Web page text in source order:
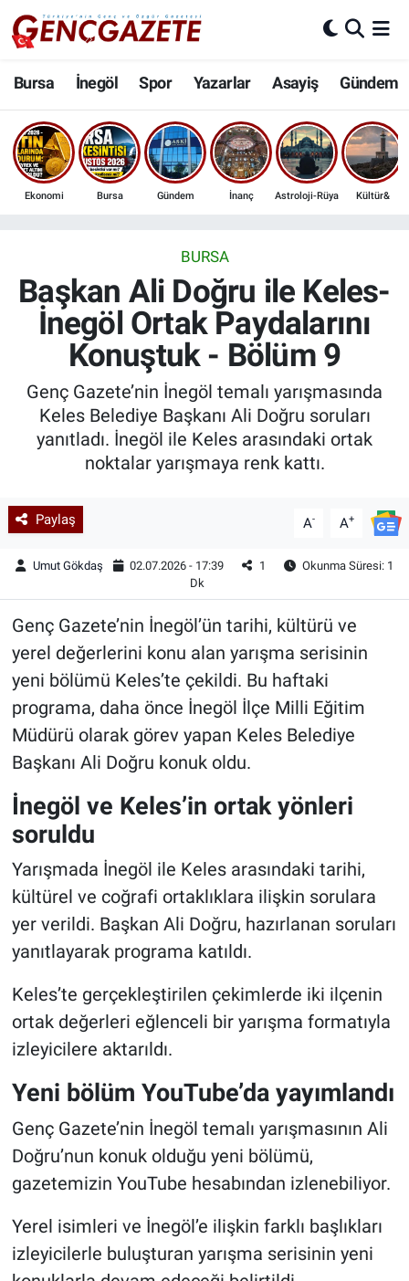
Bursa İnegöl Spor Yazarlar Asayiş Gündem
Ekonomi Bursa Gündem İnanç Astroloji-Rüya Kültür&
BURSA
Başkan Ali Doğru ile Keles-
İnegöl Ortak Paydalarını
Konuştuk - Bölüm 9
Genç Gazete’nin İnegöl temalı yarışmasında
Keles Belediye Başkanı Ali Doğru soruları
yanıtladı. İnegöl ile Keles arasındaki ortak
noktalar yarışmaya renk kattı.
Paylaş A- A+
Umut Gökdaş 02.07.2026 - 17:39 1
Okunma Süresi: 1
Dk
Genç Gazete’nin İnegöl’ün tarihi, kültürü ve
yerel değerlerini konu alan yarışma serisinin
yeni bölümü Keles’te çekildi. Bu haftaki
programa, daha önce İnegöl İlçe Milli Eğitim
Müdürü olarak görev yapan Keles Belediye
Başkanı Ali Doğru konuk oldu.
İnegöl ve Keles’in ortak yönleri
soruldu
Yarışmada İnegöl ile Keles arasındaki tarihi,
kültürel ve coğrafi ortaklıklara ilişkin sorulara
yer verildi. Başkan Ali Doğru, hazırlanan soruları
yanıtlayarak programa katıldı.
Keles’te gerçekleştirilen çekimlerde iki ilçenin
ortak değerleri eğlenceli bir yarışma formatıyla
izleyicilere aktarıldı.
Yeni bölüm YouTube’da yayımlandı
Genç Gazete’nin İnegöl temalı yarışmasının Ali
Doğru’nun konuk olduğu yeni bölümü,
gazetemizin YouTube hesabından izlenebiliyor.
Yerel isimleri ve İnegöl’e ilişkin farklı başlıkları
izleyicilerle buluşturan yarışma serisinin yeni
Bursa
İnegöl
3.SAYFA
Ekonomi
Güncel
İnanç
Kadın & Aile
Sağlık
Teknoloji
Yazarlar
Astroloji-Rüya
Nöbetçi Eczaneler
Hava Durumu
Trafik Durumu
Son Dakika Haberleri
Haber Arşivi